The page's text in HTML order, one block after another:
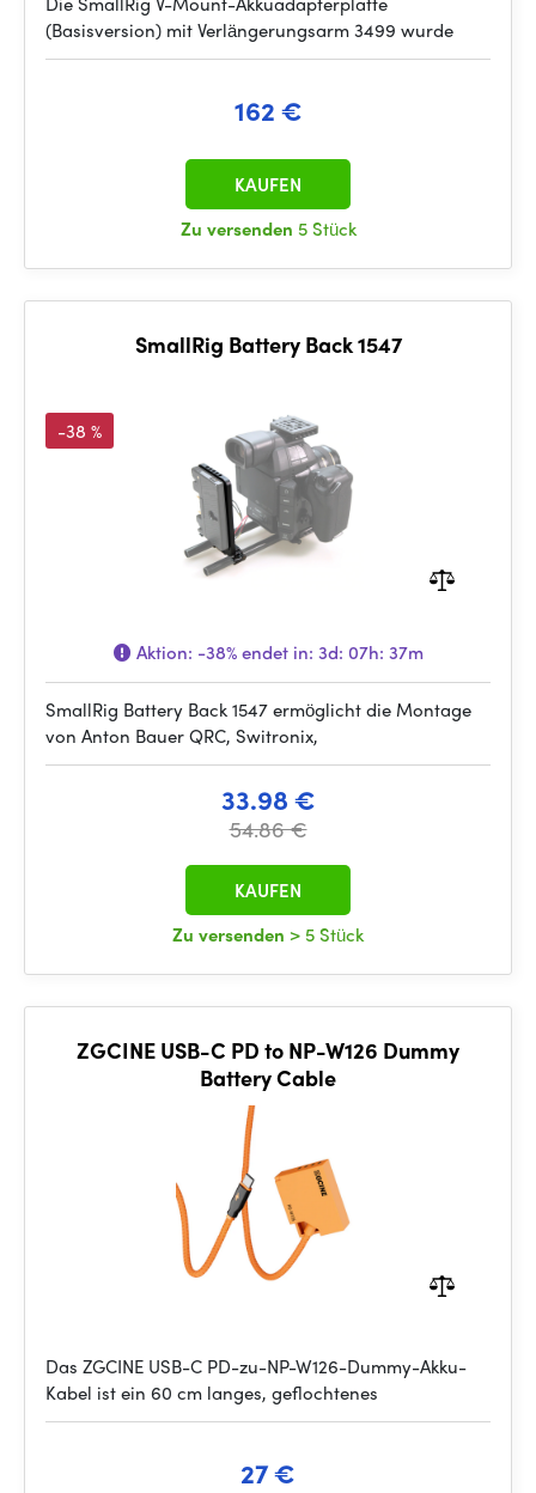
(Basisversion) mit Verlängerungsarm 3499 wurde
162 €
Zu versenden 5 Stück
KAUFEN
SmallRig Battery Back 1547
-38 %
Aktion: -38%endet in: 3d: 07h: 37m
SmallRig Battery Back 1547 ermöglicht die Montage
von Anton Bauer QRC, Switronix,
33.98 €
54.86 €
Zu versenden > 5 Stück
KAUFEN
ZGCINE USB-C PD to NP-W126 Dummy
Battery Cable
Das ZGCINE USB-C PD-zu-NP-W126-Dummy-Akku-
Kabel ist ein 60 cm langes, geflochtenes
27 €